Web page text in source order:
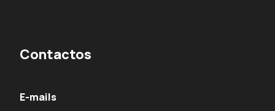
Contactos
E-mails